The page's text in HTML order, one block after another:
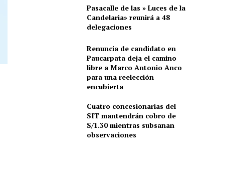
Pasacalle de las » Luces de la
Candelaria» reunirá a 48
delegaciones
Renuncia de candidato en
Paucarpata deja el camino
libre a Marco Antonio Anco
para una reelección
encubierta
Cuatro concesionarias del
SIT mantendrán cobro de
S/1.30 mientras subsanan
observaciones